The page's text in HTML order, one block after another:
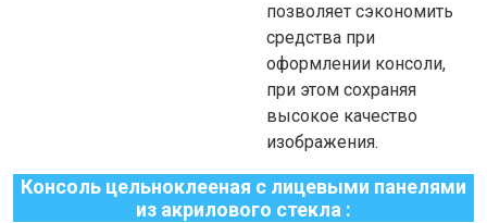
позволяет сэкономить
средства при
оформлении консоли,
при этом сохраняя
высокое качество
изображения.
Консоль цельноклееная с лицевыми панелями
из акрилового стекла :